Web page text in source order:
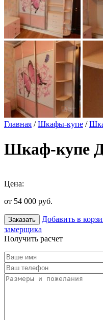
Главная /Шкафы-купе /
Шкаф-купе
Цена:
от 54 000 руб.
Заказать Добавить в
замерщика
Получить расчет